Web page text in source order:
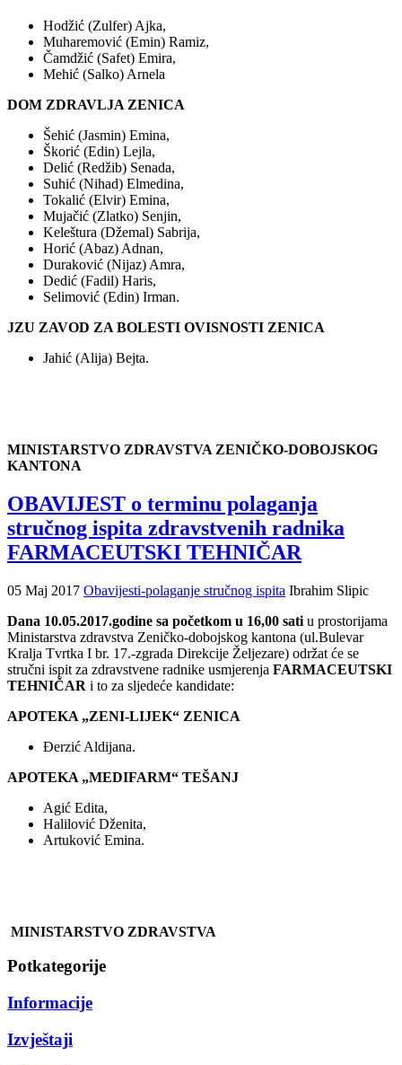
Hodžić (Zulfer) Ajka,
Muharemović (Emin) Ramiz,
Čamdžić (Safet) Emira,
Mehić (Salko) Arnela
DOM ZDRAVLJA ZENICA
Šehić (Jasmin) Emina,
Škorić (Edin) Lejla,
Delić (Redžib) Senada,
Suhić (Nihad) Elmedina,
Tokalić (Elvir) Emina,
Mujačić (Zlatko) Senjin,
Keleštura (Džemal) Sabrija,
Horić (Abaz) Adnan,
Duraković (Nijaz) Amra,
Dedić (Fadil) Haris,
Selimović (Edin) Irman.
JZU ZAVOD ZA BOLESTI OVISNOSTI ZENICA
Jahić (Alija) Bejta.
MINISTARSTVO ZDRAVSTVA ZENIČKO-DOBOJSKOG
KANTONA
OBAVIJEST o terminu polaganja
stručnog ispita zdravstvenih radnika
FARMACEUTSKI TEHNIČAR
05 Maj 2017 Obavijesti-polaganje stručnog ispita Ibrahim Slipic
Dana 10.05.2017.godine sa početkom u 16,00 sati u prostorijama
Ministarstva zdravstva Zeničko-dobojskog kantona (ul.Bulevar
Kralja Tvrtka I br. 17.-zgrada Direkcije Željezare) održat će se
stručni ispit za zdravstvene radnike usmjerenja FARMACEUTSKI
TEHNIČAR i to za sljedeće kandidate:
APOTEKA „ZENI-LIJEK“ ZENICA
Đerzić Aldijana.
APOTEKA „MEDIFARM“ TEŠANJ
Agić Edita,
Halilović Dženita,
Artuković Emina.
MINISTARSTVO ZDRAVSTVA
Potkategorije
Informacije
Izvještaji